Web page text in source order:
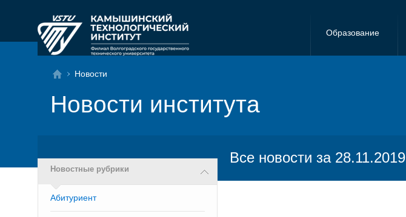
Образование
Новости
Новости института
Новостные рубрики
Абитуриент
Все новости за 28.11.2019